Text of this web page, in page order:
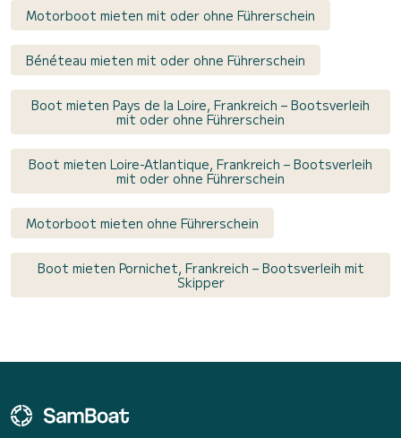
Motorboot mieten mit oder ohne Führerschein
Bénéteau mieten mit oder ohne Führerschein
Boot mieten Pays de la Loire, Frankreich – Bootsverleih
mit oder ohne Führerschein
Boot mieten Loire-Atlantique, Frankreich – Bootsverleih
mit oder ohne Führerschein
Motorboot mieten ohne Führerschein
Boot mieten Pornichet, Frankreich – Bootsverleih mit
Skipper